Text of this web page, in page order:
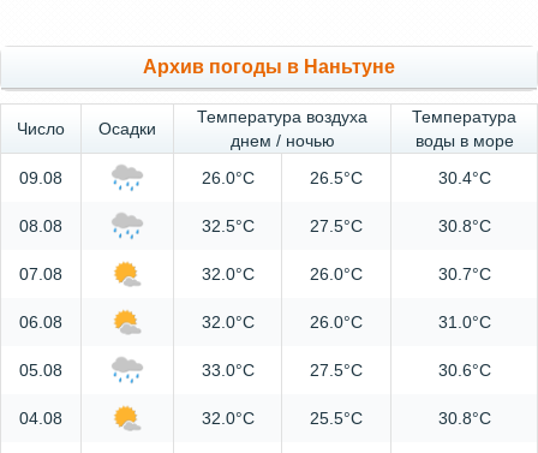
Архив погоды в Наньтуне
Число Осадки
Температура воздуха
днем / ночью
Температура
воды в море
09.08
26.0°C 26.5°C 30.4°C
08.08 32.5°C 27.5°C 30.8°C
07.08 32.0°C 26.0°C 30.7°C
06.08 32.0°C 26.0°C 31.0°C
05.08 33.0°C 27.5°C 30.6°C
04.08 32.0°C 25.5°C 30.8°C